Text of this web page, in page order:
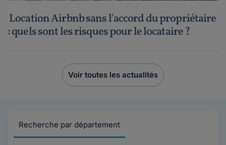
Location Airbnb sans l'accord du propriétaire
: quels sont les risques pour le locataire ?
Voir toutes les actualités
Recherche par département